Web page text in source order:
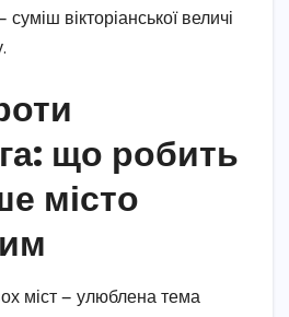
вікторіанської величі
що робить
місто
міст — улюблена тема